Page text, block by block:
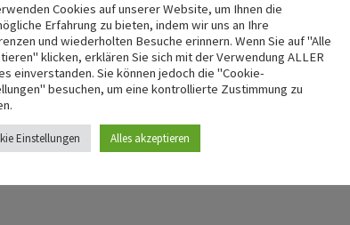
an
Cookies auf unserer Website, um Ihnen die
Erfahrung zu bieten, indem wir uns an Ihre
und wiederholten Besuche erinnern. Wenn Sie auf "Alle
klicken, erklären Sie sich mit der Verwendung ALLER
einverstanden. Sie können jedoch die "Cookie-
besuchen, um eine kontrollierte Zustimmung zu
Einstellungen Alles akzeptieren